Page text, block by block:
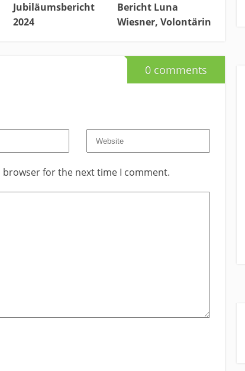
Jubiläumsbericht
2024
Bericht Luna
Wiesner, Volontärin
0 comments
browser for the next time I comment.